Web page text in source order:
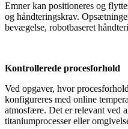
Emner kan positioneres og
og håndteringskrav.
bevægelse, robotbaseret
Kontrollerede procesforhold
Ved opgaver, hvor
konfigureres med online
atmosfære. Det er relevant ved
titaniumprocesser eller